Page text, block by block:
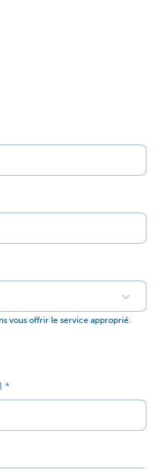
vous offrir le service approprié.